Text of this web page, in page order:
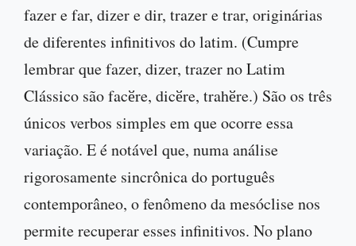
fazer e far, dizer e dir, trazer e trar, originárias
de diferentes infinitivos do latim. (Cumpre
lembrar que fazer, dizer, trazer no Latim
Clássico são facӗre, dicӗre, trahӗre.) São os três
únicos verbos simples em que ocorre essa
variação. E é notável que, numa análise
rigorosamente sincrônica do português
contemporâneo, o fenômeno da mesóclise nos
permite recuperar esses infinitivos. No plano